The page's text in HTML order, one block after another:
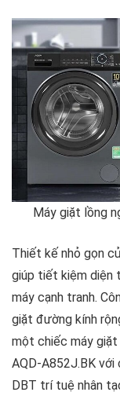
Máy giặt lồng
Thiết kế nhỏ gọn
giúp tiết kiệm diện
máy cạnh tranh.
giặt đường kính
một chiếc máy giặt
AQD-A852J.BK với
DBT trí tuệ nhân